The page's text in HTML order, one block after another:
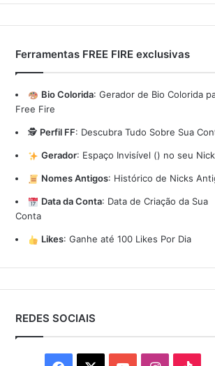
Ferramentas FREE FIRE exclusivas
Bio Colorida: Gerador de Bio Colorida
Free Fire
🕵️ Perfil FF: Descubra Tudo Sobre Sua
Gerador: Espaço Invisível (ㅤ) no seu Nick
Nomes Antigos: Histórico de Nicks
Data da Conta: Data de Criação da Sua
Conta
Likes: Ganhe até 100 Likes Por Dia
REDES SOCIAIS